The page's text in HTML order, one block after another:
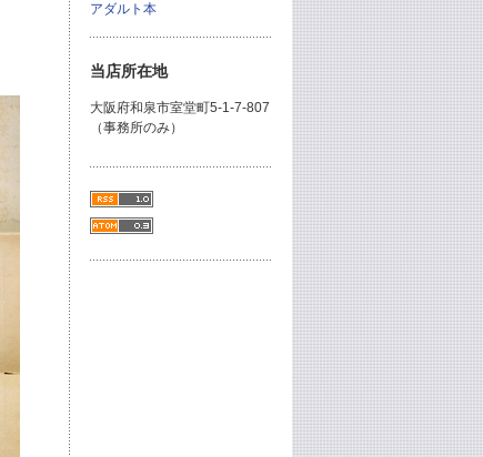
アダルト本
当店所在地
大阪府和泉市室堂町5-1-7-807
（事務所のみ）